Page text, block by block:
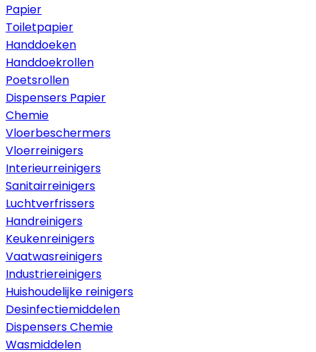
Papier
Toiletpapier
Handdoeken
Handdoekrollen
Poetsrollen
Dispensers Papier
Chemie
Vloerbeschermers
Vloerreinigers
Interieurreinigers
Sanitairreinigers
Luchtverfrissers
Handreinigers
Keukenreinigers
Vaatwasreinigers
Industriereinigers
Huishoudelijke reinigers
Desinfectiemiddelen
Dispensers Chemie
Wasmiddelen